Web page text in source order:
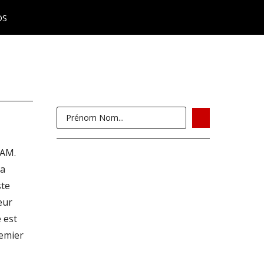
est